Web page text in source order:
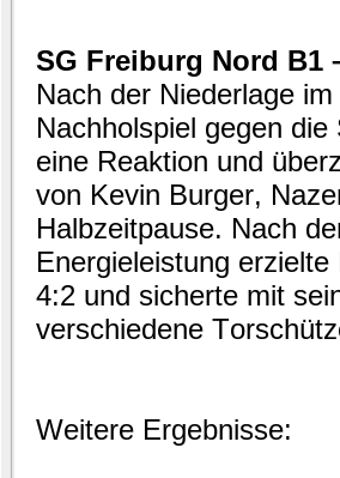
SG Freiburg Nord B1
Nach der Niederlage
Nachholspiel gegen
eine Reaktion und
von Kevin Burger,
Halbzeitpause. Nach
Energieleistung
4:2 und sicherte mit
verschiedene
Weitere Ergebnisse: